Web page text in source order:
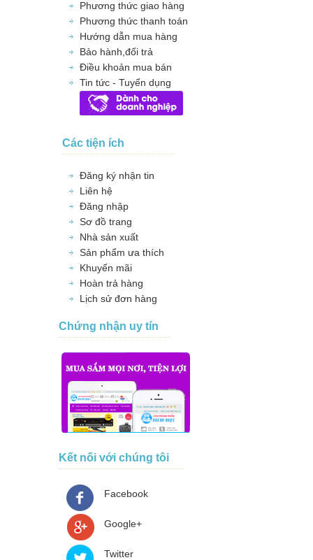
Phương thức giao hàng
Phương thức thanh toán
Hướng dẫn mua hàng
Bảo hành,đổi trả
Điều khoản mua bán
Tin tức - Tuyển dụng
Các tiện ích
Đăng ký nhận tin
Liên hệ
Đăng nhập
Sơ đồ trang
Nhà sản xuất
Sản phẩm ưa thích
Khuyến mãi
Hoàn trả hàng
Lịch sử đơn hàng
Chứng nhận uy tín
Kết nối với chúng tôi
Facebook
Google+
Twitter